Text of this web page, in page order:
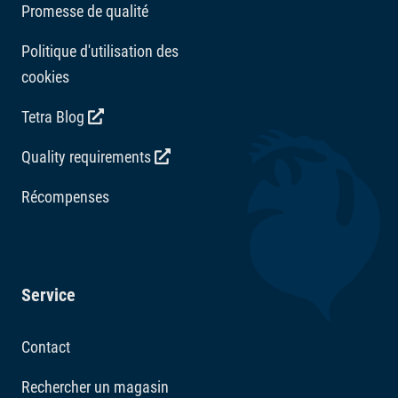
Promesse de qualité
Politique d'utilisation des
cookies
Tetra Blog
Quality requirements
Récompenses
Service
Contact
Rechercher un magasin